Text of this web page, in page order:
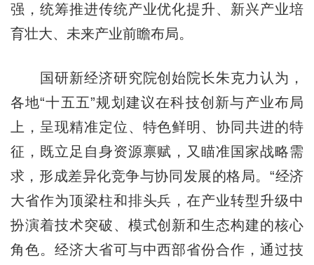
强，统筹推进传统产业优化提升、新兴产业培
育壮大、未来产业前瞻布局。
国研新经济研究院创始院长朱克力认为，
各地“十五五”规划建议在科技创新与产业布局
上，呈现精准定位、特色鲜明、协同共进的特
征，既立足自身资源禀赋，又瞄准国家战略需
求，形成差异化竞争与协同发展的格局。“经济
大省作为顶梁柱和排头兵，在产业转型升级中
扮演着技术突破、模式创新和生态构建的核心
角色。经济大省可与中西部省份合作，通过技